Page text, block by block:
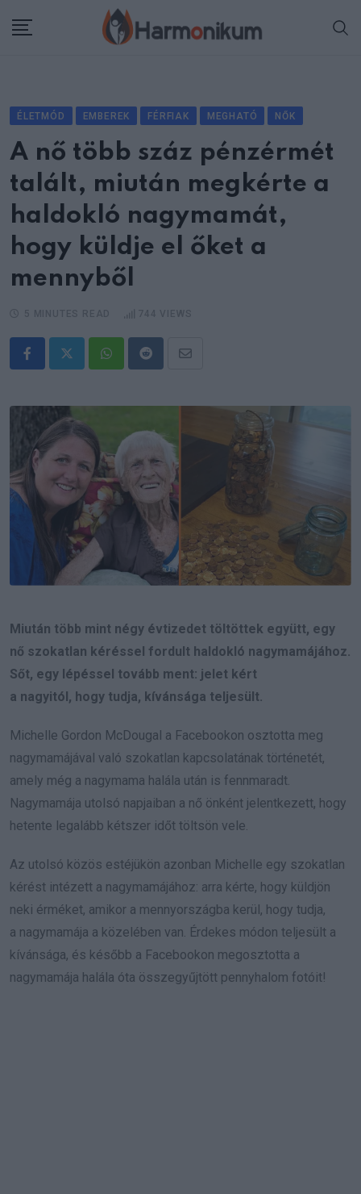
ÉLETMÓD EMBEREK FÉRFIAK MEGHATÓ NŐK
A nő több száz pénzérmét
talált, miután megkérte a
haldokló nagymamát,
hogy küldje el őket a
mennyből
WhatsappRedditShare
Email
Miután több mint négy évtizedet töltöttek együtt, egy
nő szokatlan kéréssel fordult haldokló nagymamájához.
Sőt, egy lépéssel tovább ment: jelet kért
a nagyitól, hogy tudja, kívánsága teljesült.
Michelle Gordon McDougal a Facebookon osztotta meg
nagymamájával való szokatlan kapcsolatának történetét,
amely még a nagymama halála után is fennmaradt.
Nagymamája utolsó napjaiban a nő önként jelentkezett, hogy
hetente legalább kétszer időt töltsön vele.
Az utolsó közös estéjükön azonban Michelle egy szokatlan
kérést intézett a nagymamájához: arra kérte, hogy küldjön
neki érméket, amikor a mennyországba kerül, hogy tudja,
a nagymamája a közelében van. Érdekes módon teljesült a
kívánsága, és később a Facebookon megosztotta a
nagymamája halála óta összegyűjtött pennyhalom fotóit!